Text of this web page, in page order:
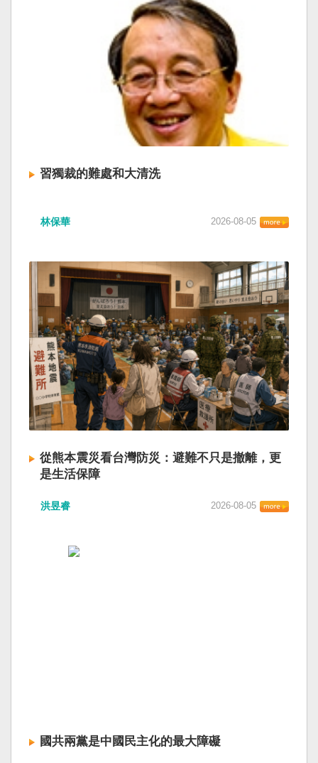
習獨裁的難處和大清洗
林保華 2026-08-05
從熊本震災看台灣防災：避難不只是撤離，更
是生活保障
洪昱睿 2026-08-05
國共兩黨是中國民主化的最大障礙